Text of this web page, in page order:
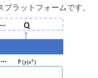
ラットフォームです。